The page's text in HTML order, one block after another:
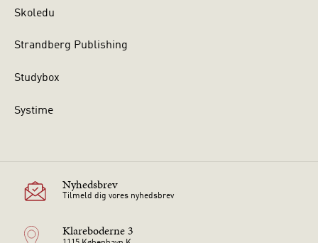
Skoledu
Strandberg Publishing
Studybox
Systime
Nyhedsbrev
Tilmeld dig vores nyhedsbrev
Klareboderne 3